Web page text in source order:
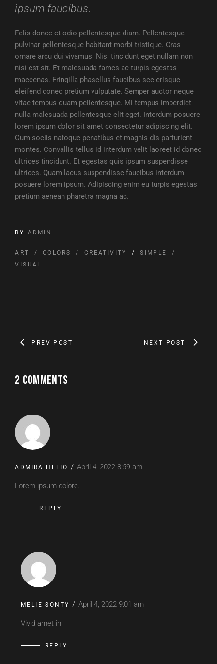
ipsum faucibus.
Felis donec et odio pellentesque diam. Pellentesque
pulvinar pellentesque habitant morbi tristique. Cras
ornare arcu dui vivamus. Nisl tincidunt eget nullam non
nisi est sit. Et malesuada fames ac turpis egestas
maecenas. Fringilla phasellus faucibus scelerisque
eleifend donec pretium vulputate. Semper auctor neque
vitae tempus quam pellentesque. Mi tempus imperdiet
nulla malesuada pellentesque elit eget. Interdum posuere
lorem ipsum dolor sit amet consectetur adipiscing elit.
Cum sociis natoque penatibus et magnis dis parturient
montes. Convallis tellus id interdum velit laoreet id donec
ultrices tincidunt. Et egestas quis ipsum suspendisse
ultrices. Quam lacus suspendisse faucibus interdum
posuere lorem ipsum. Adipiscing enim eu turpis egestas
pretium aenean pharetra magna ac.
BY ADMIN
ART COLORS CREATIVITY
SIMPLE
VISUAL
PREV POST NEXT POST
2 COMMENTS
ADMIRA HELIO April 4, 2022 8:59 am
Lorem ipsum dolore.
REPLY
MELIE SONTY April 4, 20229:01 am
Vivid amet in.
REPLY